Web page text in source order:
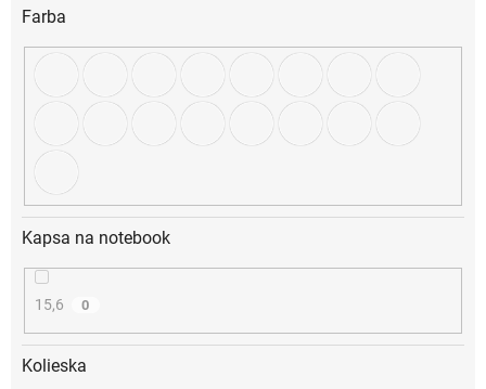
Farba
Kapsa na notebook
15,6 0
Kolieska